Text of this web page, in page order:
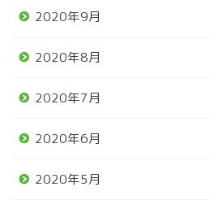
2020年9月
2020年8月
2020年7月
2020年6月
2020年5月